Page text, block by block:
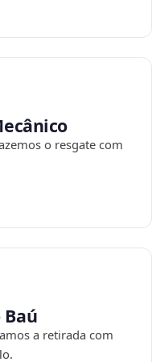
o resgate com
Baú
a retirada com